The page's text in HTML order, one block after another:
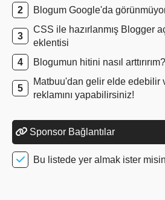
Blogum Google'da
CSS ile hazırlanmış Blogger
eklentisi
Blogumun hitini nasıl arttırırım?
Matbuu'dan gelir elde edebilir
reklamını yapabilirsiniz!
Sponsor Bağlantılar
Bu listede yer almak ister